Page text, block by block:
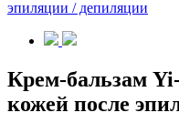
Крем-бальзам
кожей после